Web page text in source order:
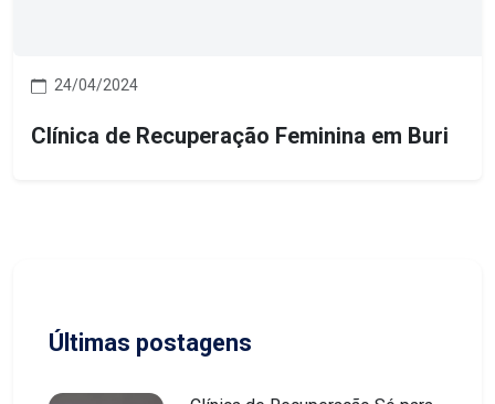
24/04/2024
Clínica de Recuperação Feminina em Buri
Últimas postagens